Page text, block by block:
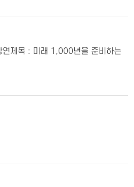
제목 : 미래 1,000년을 준비하는